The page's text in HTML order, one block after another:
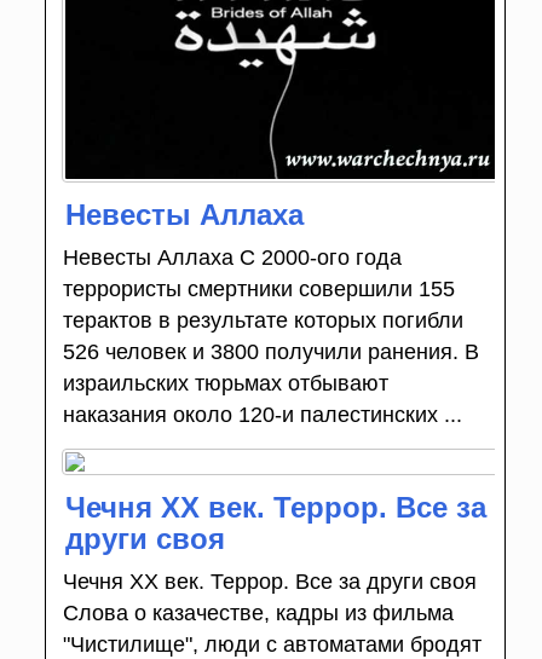
Невесты Аллаха
Невесты Аллаха С 2000-ого года
террористы смертники совершили 155
терактов в результате которых погибли
526 человек и 3800 получили ранения. В
израильских тюрьмах отбывают
наказания около 120-и палестинских ...
Чечня ХХ век. Террор. Все за
други своя
Чечня ХХ век. Террор. Все за други своя
Слова о казачестве, кадры из фильма
"Чистилище", люди с автоматами бродят